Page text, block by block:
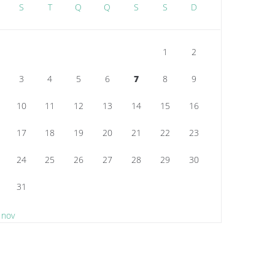
S T Q Q S S D
1 2
3 4 5 6 7 8 9
10 11 12 13 14 15 16
17 18 19 20 21 22 23
24 25 26 27 28 29 30
31